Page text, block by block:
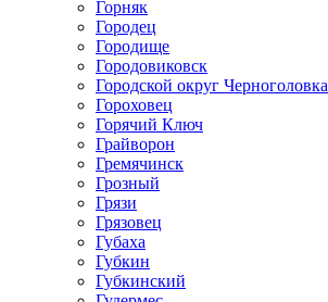
Горняк
Городец
Городище
Городовиковск
Городской округ Черноголовка
Гороховец
Горячий Ключ
Грайворон
Гремячинск
Грозный
Грязи
Грязовец
Губаха
Губкин
Губкинский